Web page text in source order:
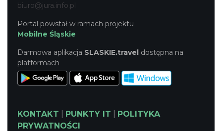
biuro@jura.info.pl
Portal powstał w ramach projektu
Mobilne Śląskie
Darmowa aplikacja SLASKIE.travel dostępna na
platformach
KONTAKT PUNKTY IT
POLITYKA
PRYWATNOŚCI